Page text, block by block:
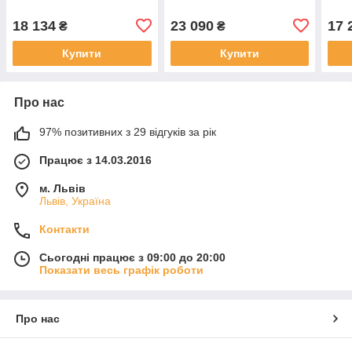
18 134 ₴
Купити
23 090₴
Купити
17
Про нас
97% позитивних з 29 відгуків за рік
Працює з 14.03.2016
м. Львів
Львів, Україна
Контакти
Сьогодні працює з 09:00 до 20:00
Показати весь графік роботи
Про нас